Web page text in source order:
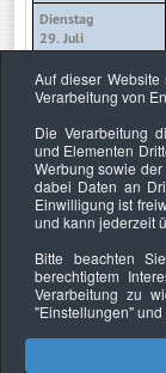
Dienstag
29. Juli
Mittwoch
30. Juli
31. Juli
Freitag
01. August
Samstag
Sonntag
03. August
Auf dieser
Verarbeitung von
Die Verarbeitung
und Elementen
Werbung sowie
dabei Daten an
Einwilligung ist
und kann jederzeit
Bitte beachten
berechtigtem
Verarbeitung zu
"Einstellungen"und